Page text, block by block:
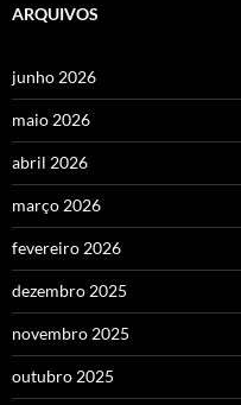
ARQUIVOS
junho 2026
maio 2026
abril 2026
março 2026
fevereiro 2026
dezembro 2025
novembro 2025
outubro 2025